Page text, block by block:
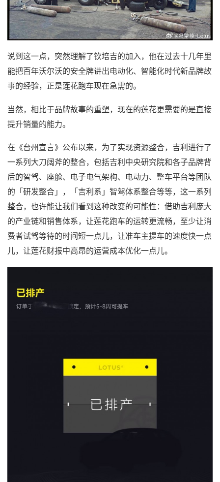
说到这一点，突然理解了钦培吉的加入，他在过去十几年里
能把百年沃尔沃的安全牌讲出电动化、智能化时代新品牌故
事的经验，正是莲花跑车现在急需的。
当然，相比于品牌故事的重塑，现在的莲花更需要的是直接
提升销量的能力。
在《台州宣言》公布以来，为了实现资源整合，吉利进行了
一系列大刀阔斧的整合，包括吉利中央研究院和各子品牌背
后的智驾、座舱、电子电气架构、电动力、整车平台等团队
的「研发整合」，「吉利系」智驾体系整合等等，这一系列
整合，也许能让我们看到这种改变的可能性：借助吉利庞大
的产业链和销售体系，让莲花跑车的运转更流畅，至少让消
费者试驾等待的时间短一点儿，让准车主提车的速度快一点
儿，让莲花财报中高昂的运营成本优化一点儿。